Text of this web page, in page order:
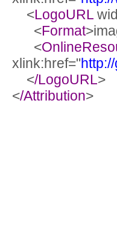
<LogoURL
<Format
<
xlink:href="
</LogoURL>
</Attribution>